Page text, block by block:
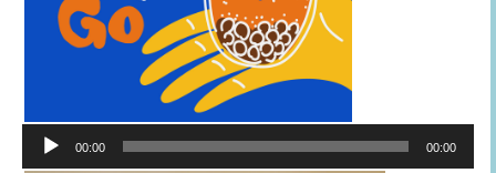
00:00 00:00